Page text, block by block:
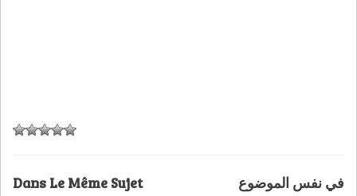
Dans Le Même Sujet في نفس الموضوع